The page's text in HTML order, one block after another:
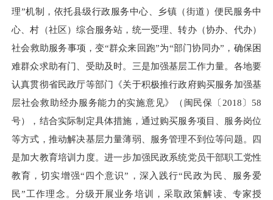
理”机制，依托县级行政服务中心、乡镇（街道）便民服务中
心、村（社区）综合服务站，统一受理、转办（协办、代办）
社会救助服务事项，变“群众来回跑”为“部门协同办”，确保困
难群众求助有门、受助及时。三是加强基层工作力量。各地要
认真贯彻省民政厅等部门《关于积极推行政府购买服务加强基
层社会救助经办服务能力的实施意见》（闽民保〔 2018〕 58
号），结合实际制定具体措施，通过购买服务项目、服务岗位
等方式，推动解决基层力量薄弱、服务管理不到位等问题。 四
是加大教育培训力度。进一步加强民政系统党员干部职工党性
教育，切实增强“四个意识”，深入践行“民政为民、服务爱
民”工作理念。分级开展业务培训，采取政策解读、专家授